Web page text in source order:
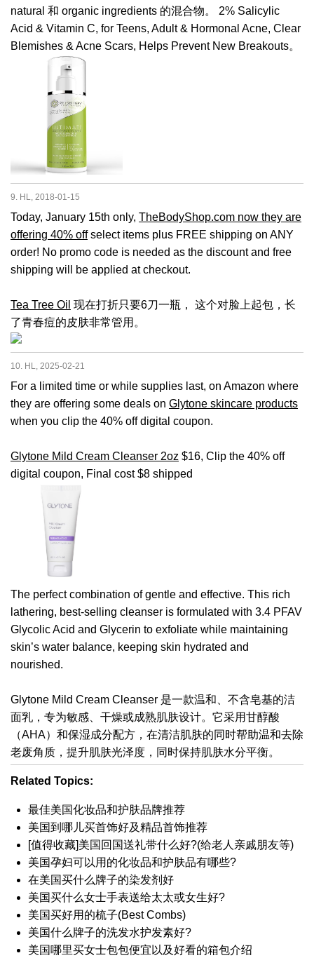
natural 和 organic ingredients 的混合物。 2% Salicylic
Acid & Vitamin C, for Teens, Adult & Hormonal Acne, Clear
Blemishes & Acne Scars, Helps Prevent New Breakouts。
9. HL, 2018-01-15
Today, January 15th only, TheBodyShop.com now they are
offering 40% offselect items plus FREE shipping on ANY
order! No promo code is needed as the discount and free
shipping will be applied at checkout.
Tea Tree Oil 现在打折只要6刀一瓶， 这个对脸上起包，长
了青春痘的皮肤非常管用。
10. HL, 2025-02-21
For a limited time or while supplies last, on Amazon where
they are offering some deals on Glytone skincare products
when you clip the 40% off digital coupon.
Glytone Mild Cream Cleanser 2oz $16, Clip the 40% off
digital coupon, Final cost $8 shipped
The perfect combination of gentle and effective. This rich
lathering, best-selling cleanser is formulated with 3.4 PFAV
Glycolic Acid and Glycerin to exfoliate while maintaining
skin’s water balance, keeping skin hydrated and
nourished.
Glytone Mild Cream Cleanser 是一款温和、不含皂基的洁
面乳，专为敏感、干燥或成熟肌肤设计。它采用甘醇酸
（AHA）和保湿成分配方，在清洁肌肤的同时帮助温和去除
老废角质，提升肌肤光泽度，同时保持肌肤水分平衡。
Related Topics:
最佳美国化妆品和护肤品牌推荐
美国到哪儿买首饰好及精品首饰推荐
[值得收藏]美国回国送礼带什么好?(给老人亲戚朋友等)
美国孕妇可以用的化妆品和护肤品有哪些?
在美国买什么牌子的染发剂好
美国买什么女士手表送给太太或女生好?
美国买好用的梳子(Best Combs)
美国什么牌子的洗发水护发素好?
美国哪里买女士包包便宜以及好看的箱包介绍